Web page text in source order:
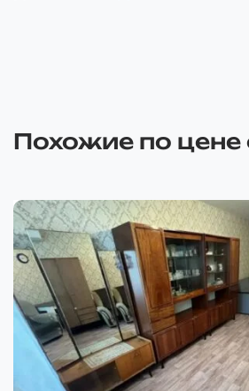
Похожие по цене